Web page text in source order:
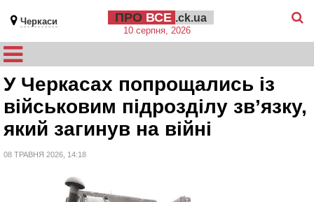
Черкаси ПРО ВСЕ .ck.ua
10 серпня, 2026
У Черкасах попрощались із
військовим підрозділу зв’язку,
який загинув на війні
08 ТРАВНЯ 2026, 14:18